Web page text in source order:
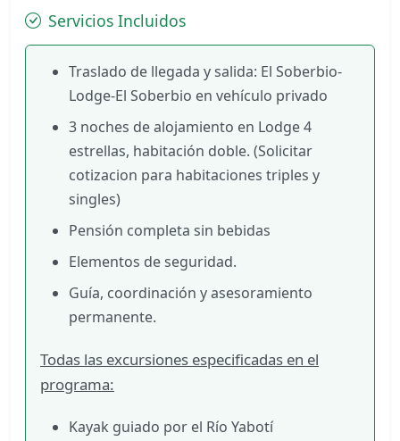
Servicios Incluidos
Traslado de llegada y salida: El Soberbio-
Lodge-El Soberbio en vehículo privado
3 noches de alojamiento en Lodge 4
estrellas, habitación doble. (Solicitar
cotizacion para habitaciones triples y
singles)
Pensión completa sin bebidas
Elementos de seguridad.
Guía, coordinación y asesoramiento
permanente.
Todas las excursiones especificadas en el
programa:
Kayak guiado por el Río Yabotí